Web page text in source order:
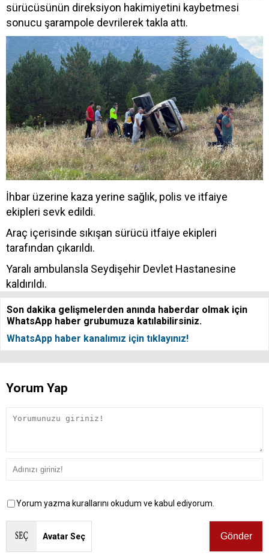
sürücüsünün direksiyon hakimiyetini kaybetmesi
sonucu şarampole devrilerek takla attı.
İhbar üzerine kaza yerine sağlık, polis ve itfaiye
ekipleri sevk edildi.
Araç içerisinde sıkışan sürücü itfaiye ekipleri
tarafından çıkarıldı.
Yaralı ambulansla Seydişehir Devlet Hastanesine
kaldırıldı.
Son dakika gelişmelerden anında haberdar olmak için
WhatsApp haber grubumuza katılabilirsiniz.
WhatsApp haber kanalımız için tıklayınız!
Yorum Yap
Yorum yazma kurallarını okudum ve kabul ediyorum.
Avatar Seç